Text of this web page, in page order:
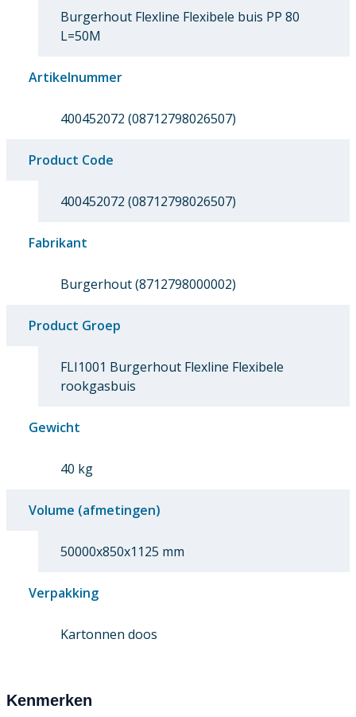
Burgerhout Flexline Flexibele buis PP 80
L=50M
Artikelnummer
400452072 (08712798026507)
Product Code
400452072 (08712798026507)
Fabrikant
Burgerhout (8712798000002)
Product Groep
FLI1001 Burgerhout Flexline Flexibele
rookgasbuis
Gewicht
40 kg
Volume (afmetingen)
50000x850x1125 mm
Verpakking
Kartonnen doos
Kenmerken